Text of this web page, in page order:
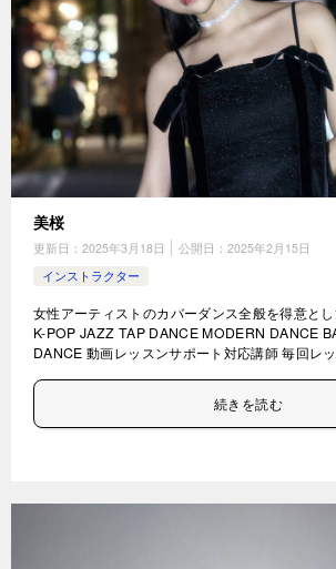
美桜
更新日： 2025年3月18日 公開日： 2025年2月15日
インストラクター
女性アーティストのカバーダンス全般を得意と
K-POP JAZZ TAP DANCE MODERN DANCE
DANCE 動画レッスンサポート対応講師 毎回レ
続きを読む